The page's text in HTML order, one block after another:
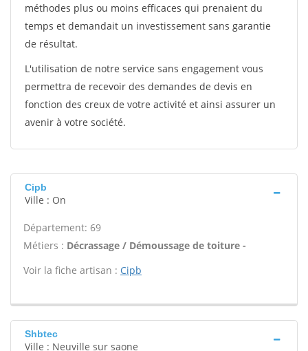
méthodes plus ou moins efficaces qui prenaient du
temps et demandait un investissement sans garantie
de résultat.
L'utilisation de notre service sans engagement vous
permettra de recevoir des demandes de devis en
fonction des creux de votre activité et ainsi assurer un
avenir à votre société.
Cipb
Ville : On
Département: 69
Métiers : Décrassage / Démoussage de toiture -
Voir la fiche artisan : Cipb
Shbtec
Ville : Neuville sur saone